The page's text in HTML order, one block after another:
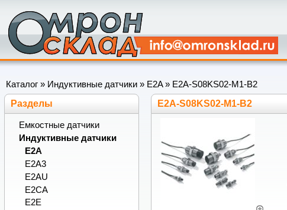
Каталог » Индуктивные датчики » E2A» E2A-S08KS02-M1-B2
E2A-S08KS02-M1-B2
Разделы
Емкостные датчики
Индуктивные датчики
E2A
E2A3
E2AU
E2CA
E2E